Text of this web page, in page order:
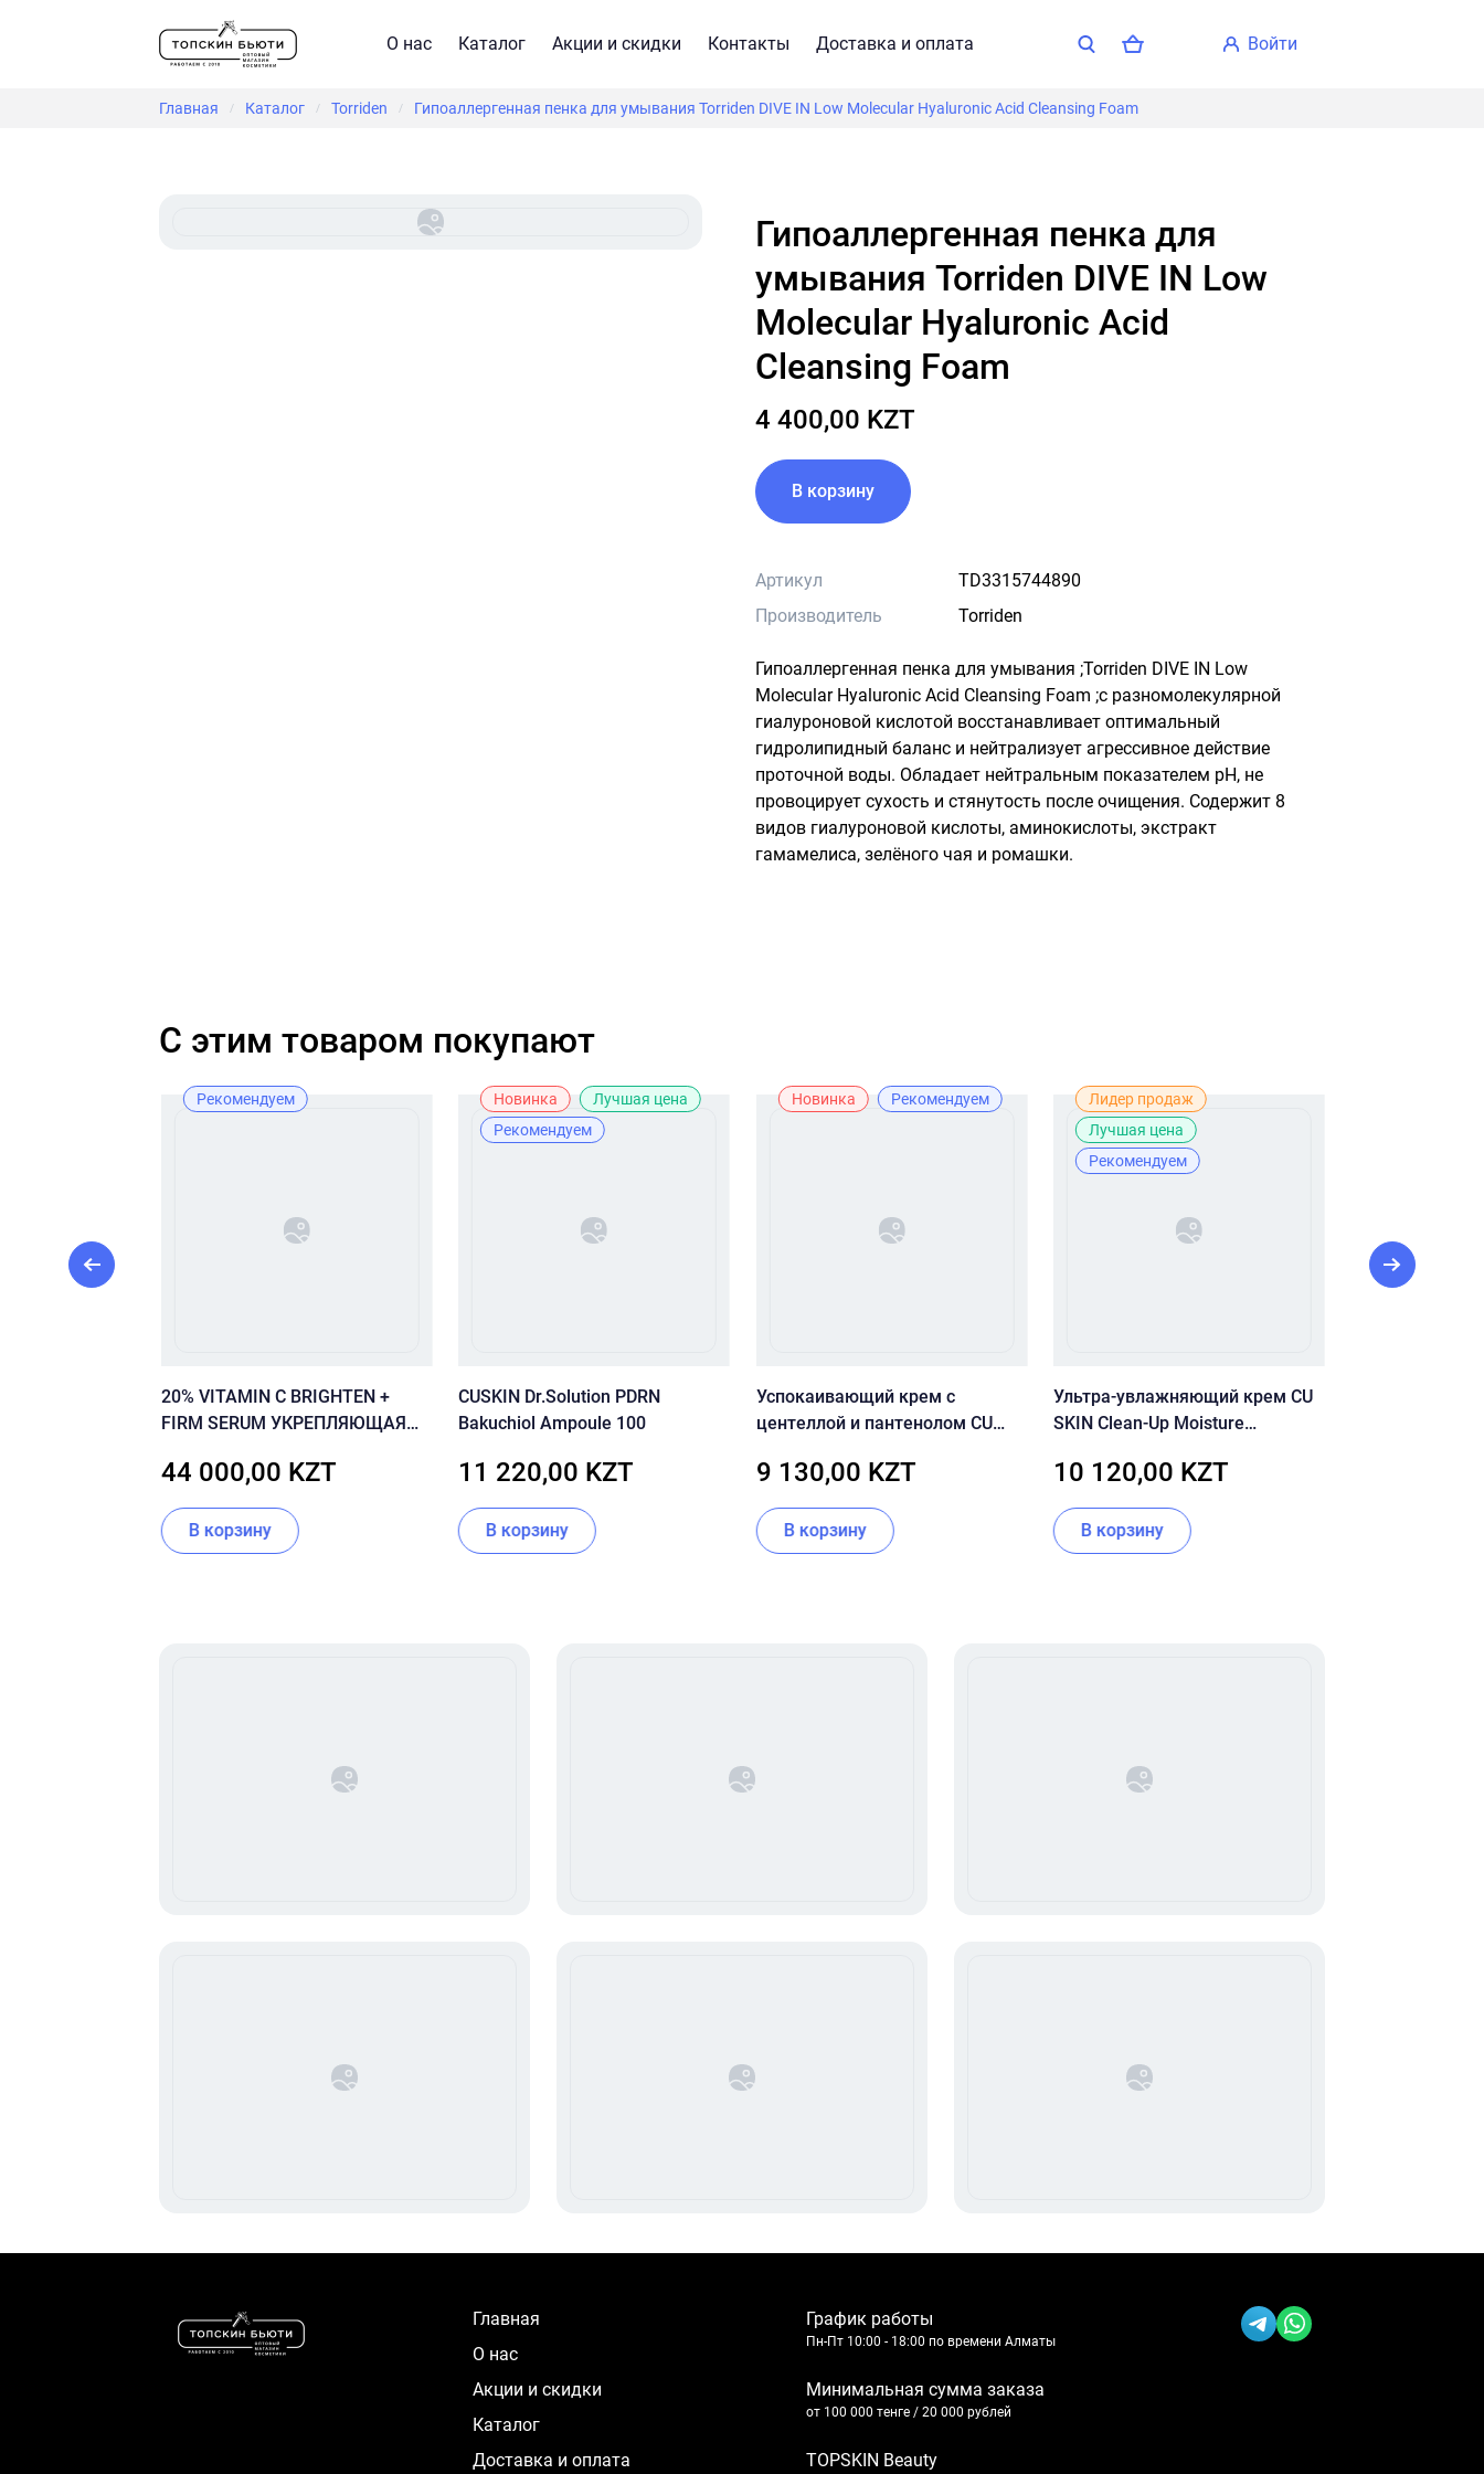
О нас Каталог Акции и скидки Контакты Доставка и оплата войти
Главная / Каталог / Torriden / Гипоаллергенная пенка для умывания Torriden DIVE IN Low Molecular Hyaluronic Acid Cleansing Foam
Гипоаллергенная пенка для
умывания Torriden DIVE IN Low
Molecular Hyaluronic Acid
Cleansing Foam
4 400,00 KZT
В корзину
Артикул
TD3315744890
Производитель
Torriden
Гипоаллергенная пенка для умывания ;Torriden DIVE IN Low
Molecular Hyaluronic Acid Cleansing Foam ;с разномолекулярной
гиалуроновой кислотой восстанавливает оптимальный
гидролипидный баланс и нейтрализует агрессивное действие
проточной воды. Обладает нейтральным показателем pH, не
провоцирует сухость и стянутость после очищения. Содержит 8
видов гиалуроновой кислоты, аминокислоты, экстракт
гамамелиса, зелёного чая и ромашки.
C этим товаром покупают
Рекомендуем
20% VITAMIN C BRIGHTEN +
FIRM SERUM УКРЕПЛЯЮЩАЯ
ВИТАМИНОМ С 30 ML
44 000,00 KZT
В корзину
Новинка
Лучшая цена
Рекомендуем
CUSKIN Dr.Solution PDRN
Bakuchiol Ampoule 100
11 220,00 KZT
В корзину
Новинка Рекомендуем
Успокаивающий крем с
центеллой и пантенолом CU
Madeca Cream 70 мл
9 130,00 KZT
В корзину
Лидер продаж
Лучшая цена
Рекомендуем
Ультра-увлажняющий крем CU
SKIN Clean-Up Moisture
10 120,00 KZT
В корзину
Главная
О нас
Акции и скидки
Каталог
Доставка и оплата
График работы
Пн-Пт 10:00 - 18:00 по времени Алматы
Минимальная сумма заказа
от 100 000 тенге / 20 000 рублей
TOPSKIN Beauty